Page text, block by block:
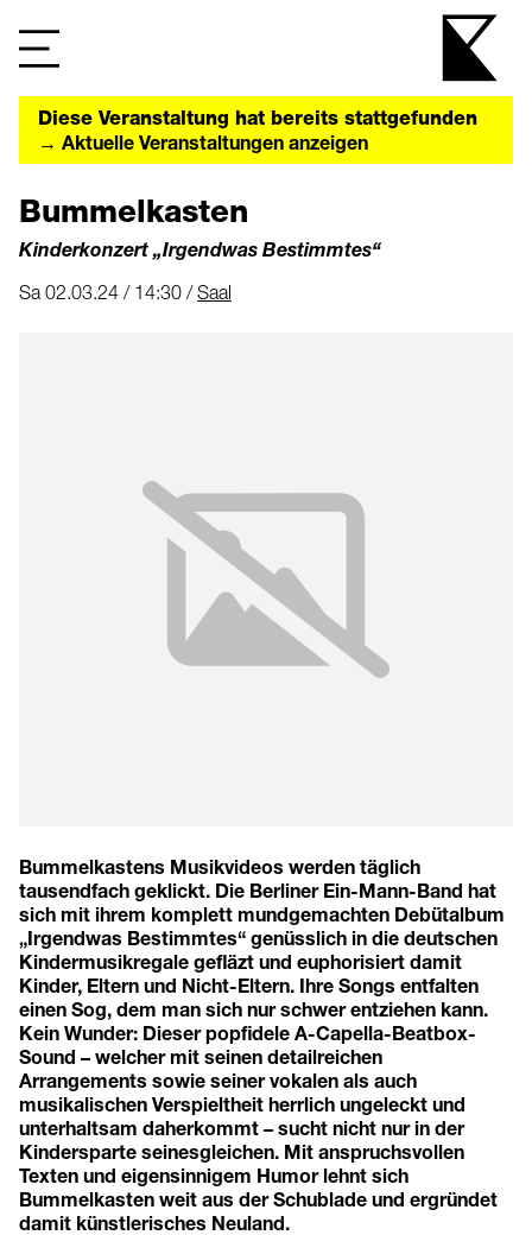
Diese Veranstaltung hat bereits stattgefunden
→ Aktuelle Veranstaltungen anzeigen
Bummelkasten
Kinderkonzert „Irgendwas Bestimmtes“
Sa 02.03.24 / 14:30 /Saal
Bummelkastens Musikvideos werden täglich
tausendfach geklickt. Die Berliner Ein-Mann-Band hat
sich mit ihrem komplett mundgemachten Debütalbum
„Irgendwas Bestimmtes“ genüsslich in die deutschen
Kindermusikregale gefläzt und euphorisiert damit
Kinder, Eltern und Nicht-Eltern. Ihre Songs entfalten
einen Sog, dem man sich nur schwer entziehen kann.
Kein Wunder: Dieser popfidele A-Capella-Beatbox-
Sound – welcher mit seinen detailreichen
Arrangements sowie seiner vokalen als auch
musikalischen Verspieltheit herrlich ungeleckt und
unterhaltsam daherkommt – sucht nicht nur in der
Kindersparte seinesgleichen. Mit anspruchsvollen
Texten und eigensinnigem Humor lehnt sich
Bummelkasten weit aus der Schublade und ergründet
damit künstlerisches Neuland.